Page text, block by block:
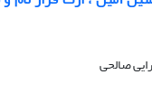
صالحی